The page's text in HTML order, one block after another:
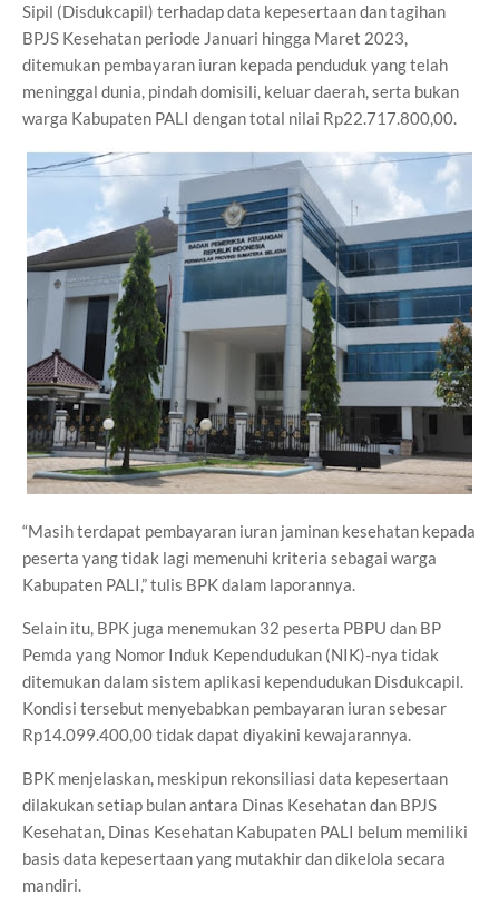
Sipil (Disdukcapil) terhadap data kepesertaan dan tagihan
BPJS Kesehatan periode Januari hingga Maret 2023,
ditemukan pembayaran iuran kepada penduduk yang telah
meninggal dunia, pindah domisili, keluar daerah, serta bukan
warga Kabupaten PALI dengan total nilai Rp22.717.800,00.
“Masih terdapat pembayaran iuran jaminan kesehatan kepada
peserta yang tidak lagi memenuhi kriteria sebagai warga
Kabupaten PALI,” tulis BPK dalam laporannya.
Selain itu, BPK juga menemukan 32 peserta PBPU dan BP
Pemda yang Nomor Induk Kependudukan (NIK)-nya tidak
ditemukan dalam sistem aplikasi kependudukan Disdukcapil.
Kondisi tersebut menyebabkan pembayaran iuran sebesar
Rp14.099.400,00 tidak dapat diyakini kewajarannya.
BPK menjelaskan, meskipun rekonsiliasi data kepesertaan
dilakukan setiap bulan antara Dinas Kesehatan dan BPJS
Kesehatan, Dinas Kesehatan Kabupaten PALI belum memiliki
basis data kepesertaan yang mutakhir dan dikelola secara
mandiri.